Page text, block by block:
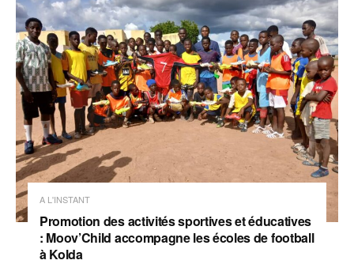
A L'INSTANT
Promotion des activités sportives et éducatives
: Moov’Child accompagne les écoles de football
à Kolda